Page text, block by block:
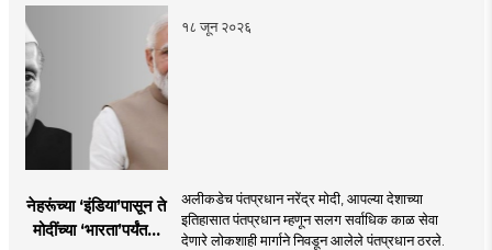
१८ जून २०२६
नेहरूंच्या ‘इंडिया’पासून ते
मोदींच्या ‘भारता’पर्यंतचा
अलीकडेच पंतप्रधान नरेंद्र मोदी, आपल्या देशाच्या
इतिहासात पंतप्रधान म्हणून सलग सर्वाधिक काळ सेवा
देणारे लोकशाही मार्गाने निवडून आलेले पंतप्रधान ठरले.